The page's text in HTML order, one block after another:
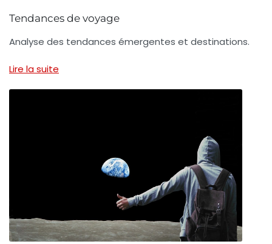
Tendances de voyage
Analyse des tendances émergentes et destinations.
Lire la suite